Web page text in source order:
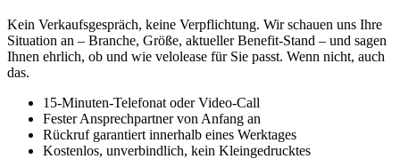
Kein Verkaufsgespräch, keine Verpflichtung. Wir schauen uns Ihre
Situation an – Branche, Größe, aktueller Benefit-Stand – und sagen
Ihnen ehrlich, ob und wie velolease für Sie passt. Wenn nicht, auch
das.
15-Minuten-Telefonat oder Video-Call
Fester Ansprechpartner von Anfang an
Rückruf garantiert innerhalb eines Werktages
Kostenlos, unverbindlich, kein Kleingedrucktes